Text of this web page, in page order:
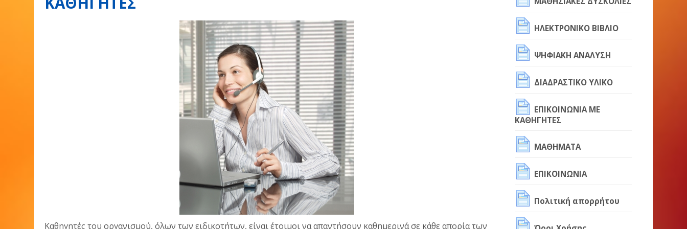
Καθηγητές του οργανισμού, όλων των ειδικοτήτων, είναι έτοιμοι να απαντήσουν καθημερινά σε κάθε απορία των
ΗΛΕΚΤΡΟΝΙΚΟ ΒΙΒΛΙΟ
ΨΗΦΙΑΚΗ ΑΝΑΛΥΣΗ
ΔΙΑΔΡΑΣΤΙΚΟ ΥΛΙΚΟ
ΕΠΙΚΟΙΝΩΝΙΑ ΜΕ
ΚΑΘΗΓΗΤΕΣ
ΜΑΘΗΜΑΤΑ
ΕΠΙΚΟΙΝΩΝΙΑ
Πολιτική απορρήτου